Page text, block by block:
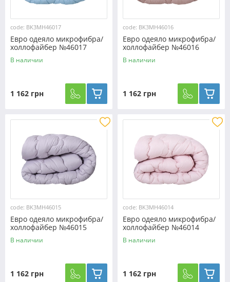
code: BK3MH46017
Евро одеяло микрофибра/
холлофайбер №46017
В наличии
1 162 грн
code: BK3MH46016
Евро одеяло микрофибра/
холлофайбер №46016
В наличии
1 162 грн
code: BK3MH46015
Евро одеяло микрофибра/
холлофайбер №46015
В наличии
1 162 грн
code: BK3MH46014
Евро одеяло микрофибра/
холлофайбер №46014
В наличии
1 162 грн